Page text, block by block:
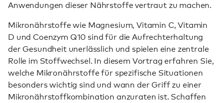
Anwendungen dieser Nährstoffe vertraut zu machen.
Mikronährstoffe wie Magnesium, Vitamin C, Vitamin
D und Coenzym Q10 sind für die Aufrechterhaltung
der Gesundheit unerlässlich und spielen eine zentrale
Rolle im Stoffwechsel. In diesem Vortrag erfahren Sie,
welche Mikronährstoffe für spezifische Situationen
besonders wichtig sind und wann der Griff zu einer
Mikronährstoffkombination anzuraten ist. Schaffen